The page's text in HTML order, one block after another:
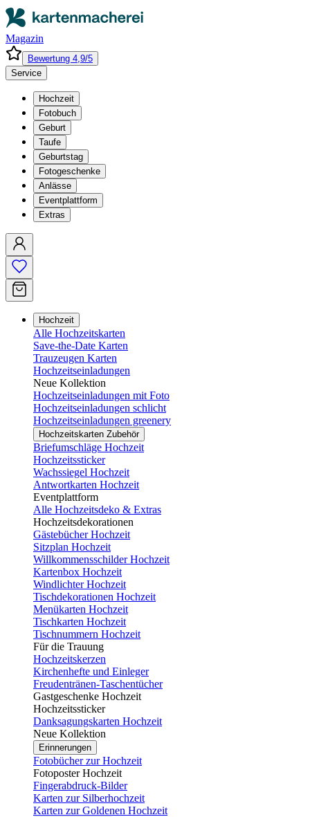
Magazin
Bewertung 4,9/5
Service
Hochzeit
Fotobuch
Geburt
Taufe
Geburtstag
Fotogeschenke
Anlässe
Eventplattform
Extras
Hochzeit
Alle Hochzeitskarten
Save-the-Date Karten
Trauzeugen Karten
Hochzeitseinladungen
Neue Kollektion
Hochzeitseinladungen mit Foto
Hochzeitseinladungen schlicht
Hochzeitseinladungen greenery
Hochzeitskarten Zubehör
Briefumschläge Hochzeit
Hochzeitssticker
Wachssiegel Hochzeit
Antwortkarten Hochzeit
Eventplattform
Alle Hochzeitsdeko & Extras
Hochzeitsdekorationen
Gästebücher Hochzeit
Sitzplan Hochzeit
Willkommensschilder Hochzeit
Kartenbox Hochzeit
Windlichter Hochzeit
Tischdekorationen Hochzeit
Menükarten Hochzeit
Tischkarten Hochzeit
Tischnummern Hochzeit
Für die Trauung
Hochzeitskerzen
Kirchenhefte und Einleger
Freudentränen-Taschentücher
Gastgeschenke Hochzeit
Hochzeitssticker
Danksagungskarten Hochzeit
Neue Kollektion
Erinnerungen
Fotobücher zur Hochzeit
Fotoposter Hochzeit
Fingerabdruck-Bilder
Karten zur Silberhochzeit
Karten zur Goldenen Hochzeit